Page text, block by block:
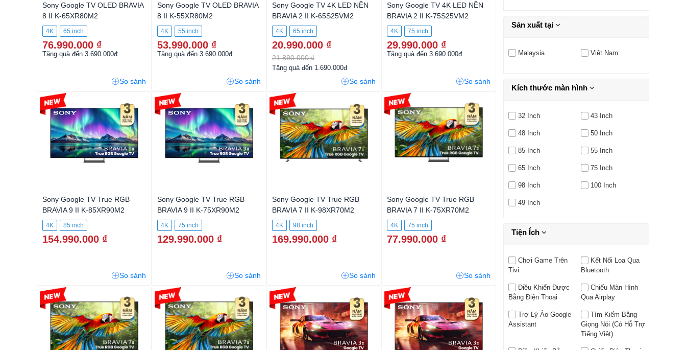
Sony Google TV OLED BRAVIA
8 II K-65XR80M2
4K 65 inch
76.990.000 ₫
Tặng quà đến 3.690.000đ
So sánh
Sony Google TV OLED BRAVIA
8 II K-55XR80M2
4K 55 inch
53.990.000 ₫
Tặng quà đến 3.690.000đ
So sánh
Sony Google TV 4K LED NỀN
BRAVIA 2 II K-65S25VM2
4K 65 inch
20.990.000 ₫
21.890.000 ₫
Tặng quà đến 1.690.000đ
So sánh
Sony Google TV 4K LED NỀN
BRAVIA 2 II K-75S25VM2
4K 75 inch
29.990.000 ₫
Tặng quà đến 3.690.000đ
So sánh
Sony Google TV True RGB
BRAVIA 9 II K-85XR90M2
4K 85 inch
154.990.000 ₫
So sánh
Sony Google TV True RGB
BRAVIA 9 II K-75XR90M2
4K 75 inch
129.990.000 ₫
So sánh
Sony Google TV True RGB
BRAVIA 7 II K-98XR70M2
4K 98 inch
169.990.000 ₫
So sánh
Sony Google TV True RGB
BRAVIA 7 II K-75XR70M2
4K 75 inch
77.990.000 ₫
So sánh
Sản xuất tại
Malaysia Việt Nam
Kích thước màn hình
32 Inch 43 Inch
48 Inch 50 Inch
85 Inch 55 Inch
65 Inch 75 Inch
98 Inch 100 Inch
49 Inch
Tiện Ích
Chơi Game Trên
Tivi
Kết Nối Loa Qua
Bluetooth
Điều Khiển Được
Bằng Điện Thoại
Chiếu Màn Hình
Qua Airplay
Trợ Lý Ảo Google
Assistant
Tìm Kiếm Bằng
Giọng Nói (có Hỗ Trợ
Tiếng Việt)